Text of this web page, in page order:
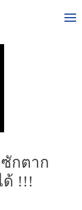
กตาก
ด้ !!!